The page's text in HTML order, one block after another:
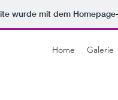
wurde mit dem
Home Galerie